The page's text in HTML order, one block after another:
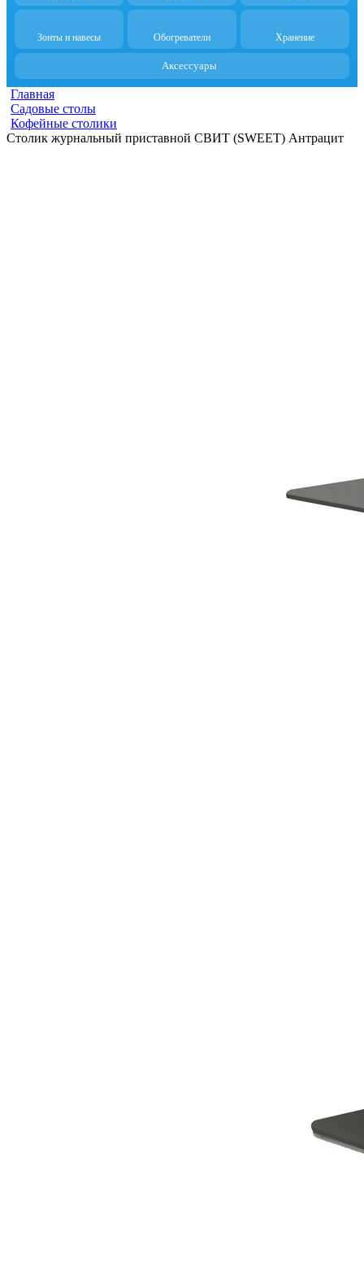
Зонты и навесы Обогреватели Хранение
Аксессуары
Главная
Садовые столы
Кофейные столики
Столик журнальный приставной СВИТ (SWEET) Антрацит